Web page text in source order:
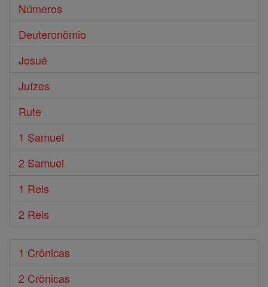
Números
Deuteronômio
Josué
Juízes
Rute
1 Samuel
2 Samuel
1 Reis
2 Reis
1 Crônicas
2 Crônicas